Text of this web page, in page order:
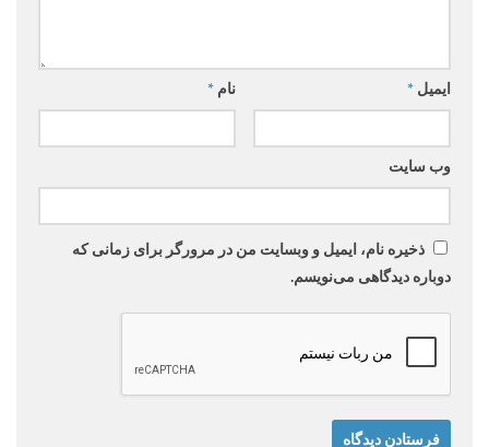
نام * ایمیل *
وب‌ سایت
ذخیره نام، ایمیل و وبسایت من در مرورگر برای زمانی که
دوباره دیدگاهی می‌نویسم.